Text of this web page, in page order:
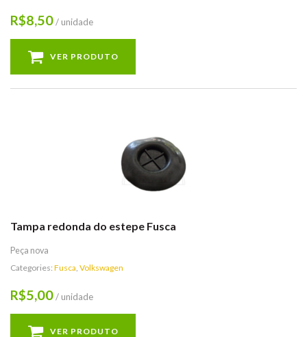
R$8,50/ unidade
VER PRODUTO
Tampa redonda do estepe Fusca
Peça nova
Categories: Fusca, Volkswagen
R$5,00/ unidade
VER PRODUTO